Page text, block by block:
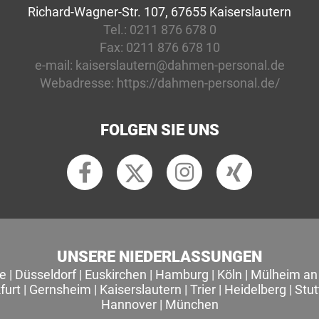
Richard-Wagner-Str. 107, 67655 Kaiserslautern
Tel.: 0211 876 678 0
Fax: 0211 876 678 10
e-mail: kaiserslautern@dahmen-personal.de
Webadresse: https://dahmen-personal.de/
FOLGEN SIE UNS
UNSERE NIEDERLASSUNGEN
| Düsseldorf| Euskirchen | Hamburg | Köln | Mülheim
| Gernsheim | Kaiserslautern | Trier| Heidelberg |
Hannover| München